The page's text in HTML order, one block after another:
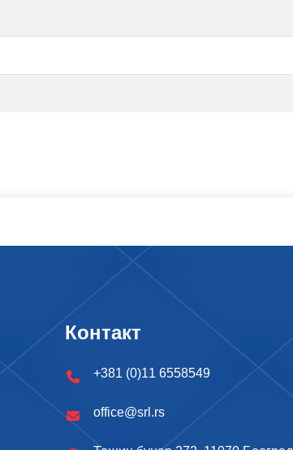
Контакт
+381 (0)11 6558549
office@srl.rs